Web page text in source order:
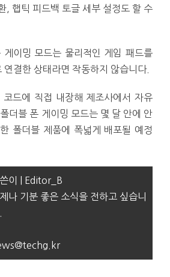
, 햅틱 피드백 토글 세부 설정도 할 수
게이밍 모드는 물리적인 게임 패드를
연결한 상태라면 작동하지 않습니다.
드에 직접 내장해 제조사에서 자유
더블 폰 게이밍 모드는 몇 달 안에 안
폴더블 제품에 폭넓게 배포될 예정
이 | Editor_B
나 기분 좋은 소식을 전하고 싶습니